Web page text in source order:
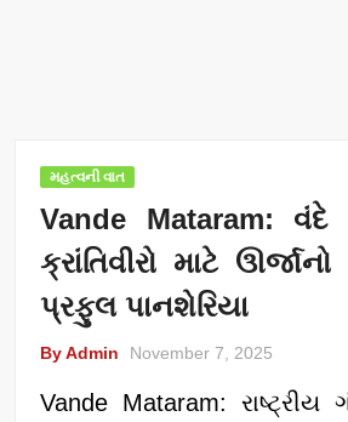
મહત્વની વાત
Vande Mataram: વંદે
ક્રાંતિવીરો માટે
પ્રફુલ પાનશેરિયા
By Admin November 7, 2025
Vande Mataram: રાષ્ટ્રીય